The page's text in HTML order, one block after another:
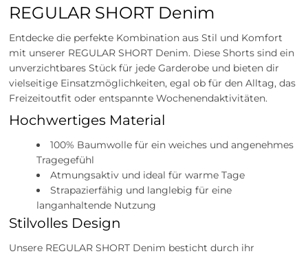
REGULAR SHORT Denim
Entdecke die perfekte Kombination aus Stil und Komfort
mit unserer REGULAR SHORT Denim. Diese Shorts sind ein
unverzichtbares Stück für jede Garderobe und bieten dir
vielseitige Einsatzmöglichkeiten, egal ob für den Alltag, das
Freizeitoutfit oder entspannte Wochenendaktivitäten.
Hochwertiges Material
100% Baumwolle für ein weiches und angenehmes
Tragegefühl
Atmungsaktiv und ideal für warme Tage
Strapazierfähig und langlebig für eine
langanhaltende Nutzung
Stilvolles Design
Unsere REGULAR SHORT Denim besticht durch ihr